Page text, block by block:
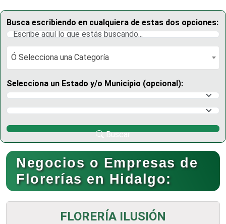
Busca escribiendo en cualquiera de estas dos opciones:
Ó Selecciona una Categoría
Ó Selecciona una Categoría
Selecciona un Estado y/o Municipio (opcional):
Selecciona un Estado
Selecciona un Municipio
Buscar
Negocios o Empresas de
Florerías en Hidalgo:
FLORERÍA ILUSIÓN